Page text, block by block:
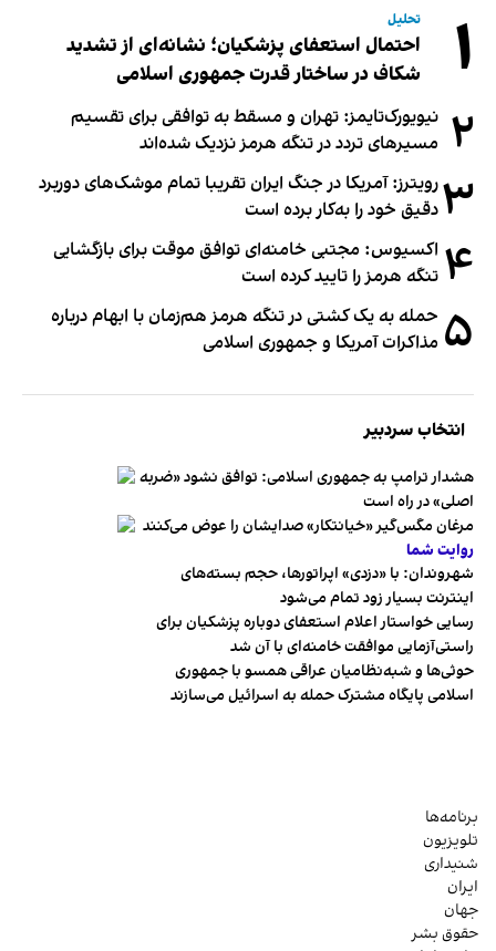
۱ تحلیل
احتمال استعفای پزشکیان؛ نشانه‌ای از تشدید
شکاف در ساختار قدرت جمهوری اسلامی
۲ نیویورک‌تایمز: تهران و مسقط به توافقی برای تقسیم
مسیرهای تردد در تنگه هرمز نزدیک شده‌اند
۳رویترز: آمریکا در جنگ ایران تقریبا تمام موشک‌های دوربرد
دقیق خود را به‌کار برده است
۴ اکسیوس: مجتبی خامنه‌ای توافق موقت برای بازگشایی
تنگه هرمز را تایید کرده است
۵ حمله به یک کشتی در تنگه هرمز هم‌زمان با ابهام درباره
مذاکرات آمریکا و جمهوری اسلامی
انتخاب سردبیر
هشدار ترامپ به جمهوری اسلامی: توافق نشود «ضربه
اصلی» در راه است
مرغان مگس‌گیر «خیانتکار» صدایشان را عوض می‌کنند
روایت شما
شهروندان:‌ با «دزدی» اپراتورها، حجم بسته‌های
اینترنت بسیار زود تمام می‌شود
رسایی خواستار اعلام استعفای دوباره پزشکیان برای
راستی‌آزمایی موافقت خامنه‌ای با آن شد
حوثی‌ها و شبه‌نظامیان عراقی همسو با جمهوری
اسلامی پایگاه مشترک حمله به اسرائیل می‌سازند
برنامه‌ها
تلویزیون
شنیداری
ایران
جهان
حقوق بشر